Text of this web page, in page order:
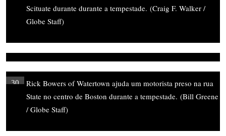
Scituate durante durante a tempestade. (Craig F. Walker /
Globe Staff)
30
Rick Bowers of Watertown ajuda um motorista preso na rua
State no centro de Boston durante a tempestade. (Bill Greene
/ Globe Staff)